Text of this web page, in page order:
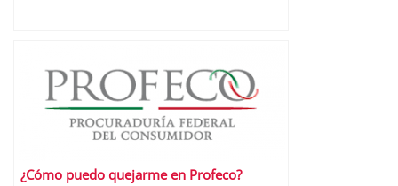
¿Cómo puedo quejarme en Profeco?